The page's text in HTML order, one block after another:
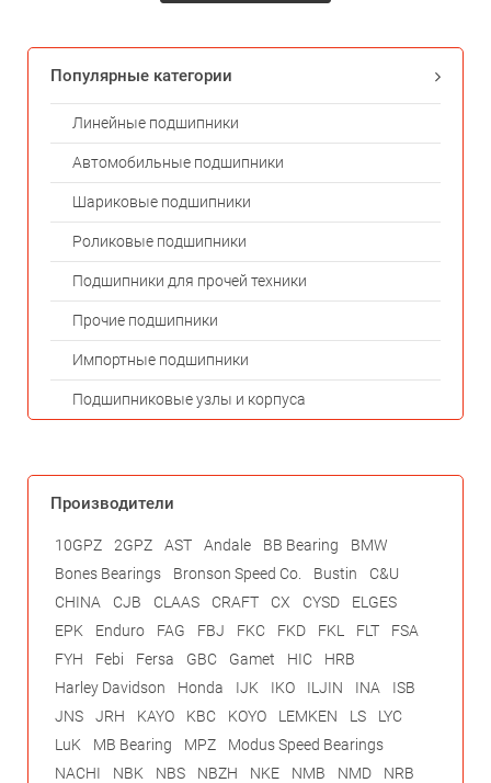
Популярные категории
Линейные подшипники
Автомобильные подшипники
Шариковые подшипники
Роликовые подшипники
Подшипники для прочей техники
Прочие подшипники
Импортные подшипники
Подшипниковые узлы и корпуса
Производители
10GPZ 2GPZ AST Andale BB Bearing
BMW
Bones Bearings
Bronson Speed Co. Bustin
C&U
CHINA
CJB CLAAS CRAFT CX CYSD
ELGES
EPK
Enduro FAG FBJ FKC FKD FKL FLT
FSA
FYH
Febi Fersa GBC Gamet HIC
HRB
Harley Davidson
Honda IJK IKO ILJIN INA
ISB
JNS
JRH KAYO KBC KOYO LEMKEN LS
LYC
LuK
MB Bearing MPZ
Modus Speed Bearings
NACHI
NBK NBS NBZH NKE NMB NMD
NRB